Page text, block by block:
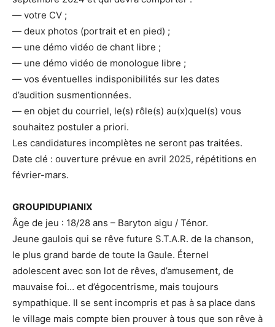
— votre CV ;
— deux photos (portrait et en pied) ;
— une démo vidéo de chant libre ;
— une démo vidéo de monologue libre ;
— vos éventuelles indisponibilités sur les dates
d’audition susmentionnées.
— en objet du courriel, le(s) rôle(s) au(x)quel(s) vous
souhaitez postuler a priori.
Les candidatures incomplètes ne seront pas traitées.
Date clé : ouverture prévue en avril 2025, répétitions en
février-mars.
GROUPIDUPIANIX
Âge de jeu : 18/28 ans – Baryton aigu / Ténor.
Jeune gaulois qui se rêve future S.T.A.R. de la chanson,
le plus grand barde de toute la Gaule. Éternel
adolescent avec son lot de rêves, d’amusement, de
mauvaise foi… et d’égocentrisme, mais toujours
sympathique. Il se sent incompris et pas à sa place dans
le village mais compte bien prouver à tous que son rêve à